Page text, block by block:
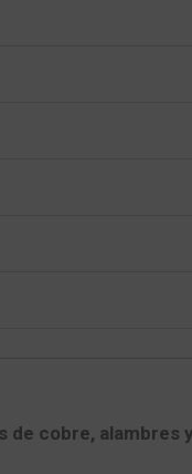
de cobre,